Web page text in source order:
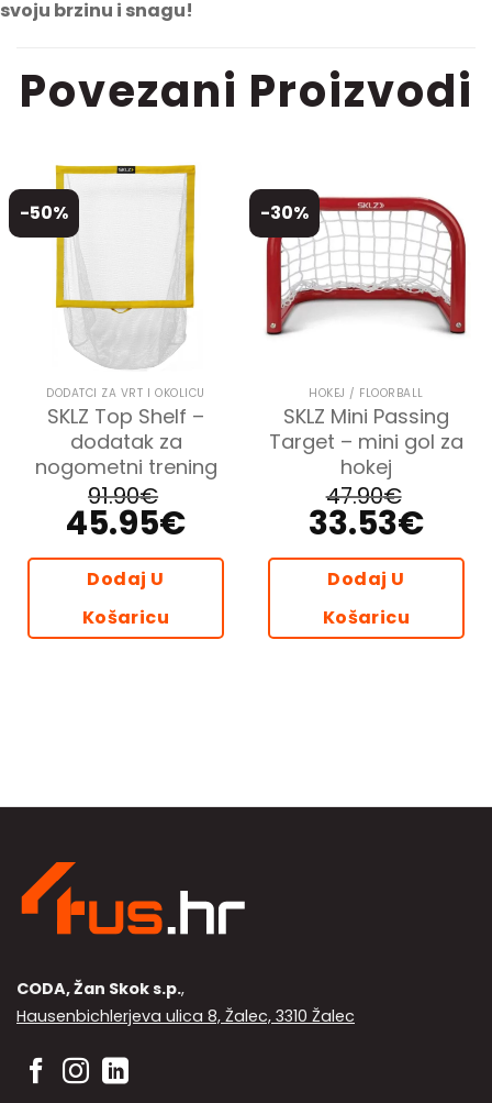
svoju brzinu i snagu!
Povezani Proizvodi
-50%
DODATCI ZA VRT I OKOLICU
SKLZ Top Shelf –
dodatak za
nogometni trening
91.90€
Izvorna
cijena
bila
je:
91.90€.
45.95€Trenutna
cijena
45.95€.
Dodaj U
Košaricu
-30%
HOKEJ / FLOORBALL
SKLZ Mini Passing
Target – mini gol za
hokej
47.90€
Izvorna
cijena
bila
je:
47.90€.
33.53€Trenutna
cijena
33.53€.
Dodaj U
Košaricu
CODA, Žan Skok s.p.,
Hausenbichlerjeva ulica 8, Žalec, 3310 Žalec